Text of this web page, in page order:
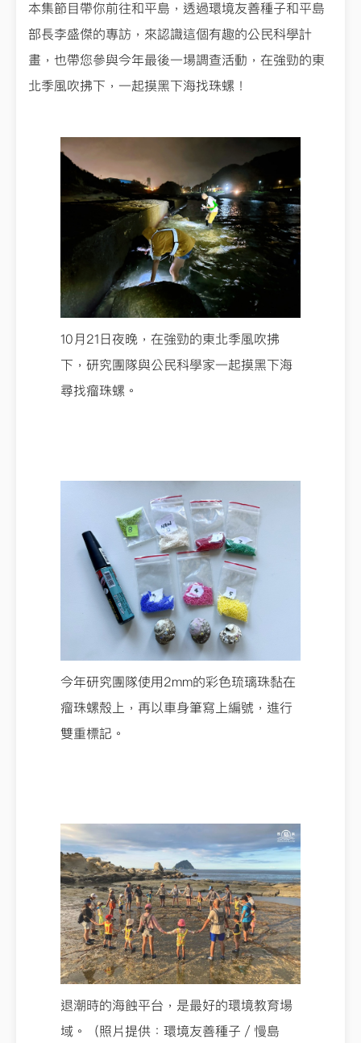
本集節目帶你前往和平島，透過環境友善種子和平島
部長李盛傑的專訪，來認識這個有趣的公民科學計
畫，也帶您參與今年最後一場調查活動，在強勁的東
北季風吹拂下，一起摸黑下海找珠螺！
10月21日夜晚，在強勁的東北季風吹拂
下，研究團隊與公民科學家一起摸黑下海
尋找瘤珠螺。
今年研究團隊使用2mm的彩色琉璃珠黏在
瘤珠螺殼上，再以車身筆寫上編號，進行
雙重標記。
退潮時的海蝕平台，是最好的環境教育場
域。（照片提供：環境友善種子／慢島